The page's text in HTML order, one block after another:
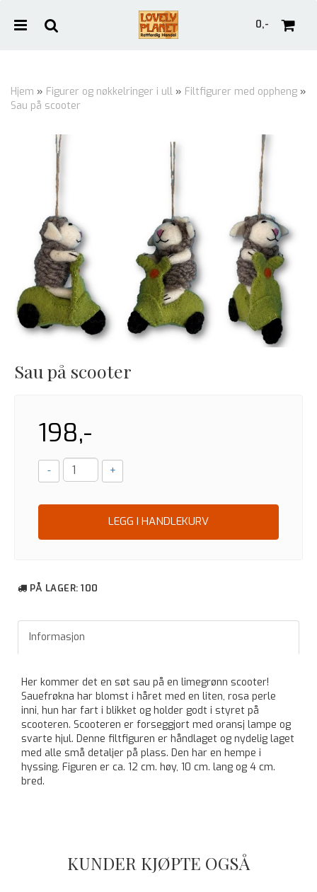
0,-
Hjem » Figurer og nøkkelringer i ull » Filtfigurer med oppheng »
Sau på scooter
Sau på scooter
198,-
- +
LEGG I HANDLEKURV
PÅ LAGER: 100
Informasjon
Her kommer det en søt sau på en limegrønn scooter!
Sauefrøkna har blomst i håret med en liten, rosa perle
inni, hun har fart i blikket og holder godt i styret på
scooteren. Scooteren er forseggjort med oransj lampe og
svarte hjul. Denne filtfiguren er håndlaget og nydelig laget
med alle små detaljer på plass. Den har en hempe i
hyssing. Figuren er ca. 12 cm. høy, 10 cm. lang og 4 cm.
bred.
KUNDER KJØPTE OGSÅ
Trykk ENTER for å søke